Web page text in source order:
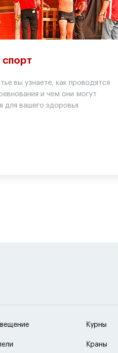
спорт
вы узнаете, как проводятся
и чем они могут
для вашего здоровья
Курны
Краны